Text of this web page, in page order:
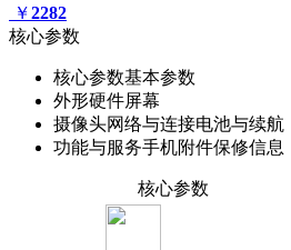
￥2282
核心参数
核心参数基本参数
外形硬件屏幕
摄像头网络与连接电池与续航
功能与服务手机附件保修信息
核心参数